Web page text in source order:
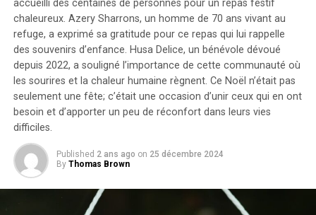
l’insertion de quelque chose est
extrêmement douloureuse.
Lorsque le plancher pelvien est verrouillé, il peut
restreindre l’entrée d’objets que vous pourriez vouloir
insérer, comme un tampon, un spéculum, un doigt, un
pénis ou un sextoy. Vous pourriez ressentir une
résistance, ou si vous parvenez à insérer quelque chose,
cela peut être très douloureux. « Toute douleur lors de
la pénétration peut indiquer que ces muscles… ne
peuvent pas se détendre », explique Dr. Reardon.
accueilli des centaines de personnes pour un repas festif
chaleureux. Azery Sharrons, un homme de 70 ans vivant au
refuge, a exprimé sa gratitude pour ce repas qui lui rappelle
des souvenirs d’enfance. Husa Delice, un bénévole dévoué
depuis 2022, a souligné l’importance de cette communauté où
les sourires et la chaleur humaine règnent. Ce Noël n’était pas
seulement une fête; c’était une occasion d’unir ceux qui en ont
besoin et d’apporter un peu de réconfort dans leurs vies
difficiles.
Published 2 ans ago on 25 décembre 2024
By Thomas Brown